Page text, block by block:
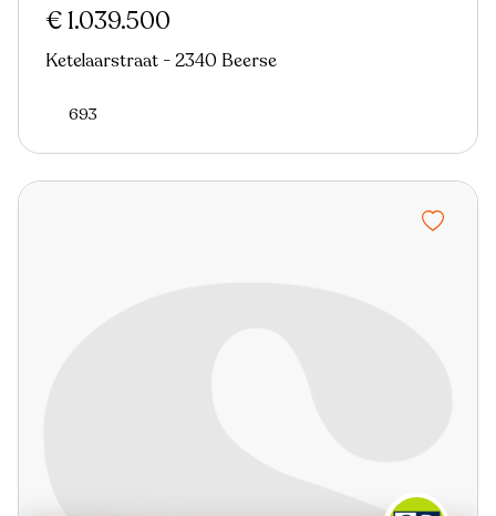
€ 1.039.500
Ketelaarstraat - 2340 Beerse
693